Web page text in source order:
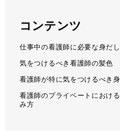
コンテンツ
仕事中の看護師に必要な身だ
気をつけるべき看護師の髪色
看護師が特に気をつけるべき
看護師のプライベートにおけ
み方